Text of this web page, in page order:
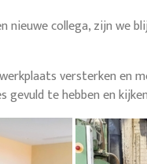
nieuwe collega, zijn we
versterken en
gevuld te hebben en